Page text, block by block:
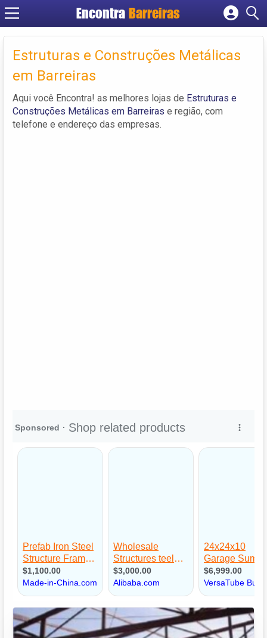
EncontraBarreiras
Cadastrar empresa
Fazer login
Criar conta
Estruturas e Construções Metálicas
em Barreiras
Aqui você Encontra! as melhores lojas de Estruturas e
Construções Metálicas em Barreiras e região, com
telefone e endereço das empresas.